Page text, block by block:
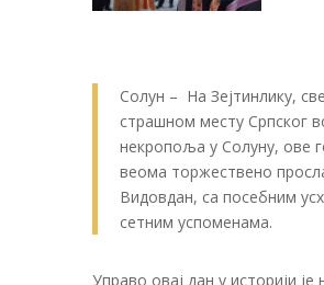
Солун – На Зејтинлику,
страшном месту Српског
некропоља у Солуну, ове
веома торжествено
Видовдан, са посебним
сетним успоменама.
Управо овај дан у историји је